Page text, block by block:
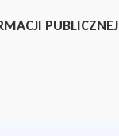
PUBLICZNEJ